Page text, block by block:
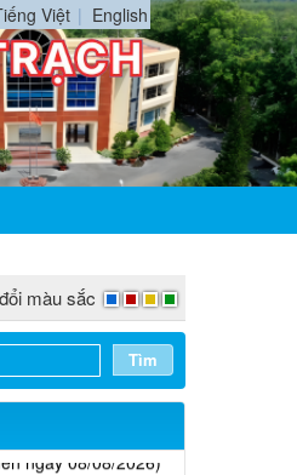
Việt English
màu sắc
Tìm
việc tuần của
Nhơn Trạch( từ
ngày 08/08/2026)